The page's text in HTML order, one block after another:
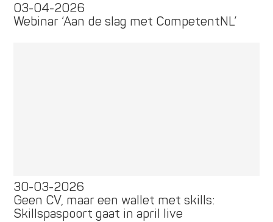
03-04-2026
Webinar ‘Aan de slag met CompetentNL’
30-03-2026
Geen CV, maar een wallet met skills:
Skillspaspoort gaat in april live